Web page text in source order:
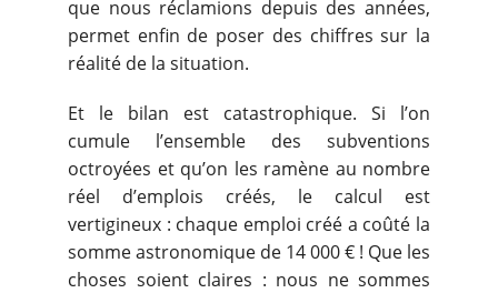
que nous réclamions depuis des années,
permet enfin de poser des chiffres sur la
réalité de la situation.
Et le bilan est catastrophique. Si l’on
cumule l’ensemble des subventions
octroyées et qu’on les ramène au nombre
réel d’emplois créés, le calcul est
vertigineux : chaque emploi créé a coûté la
somme astronomique de 14 000 € ! Que les
choses soient claires : nous ne sommes